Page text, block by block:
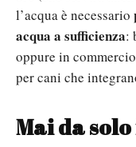
l’acqua è necessario
acqua a sufficienza:
oppure in
per cani che
Mai da